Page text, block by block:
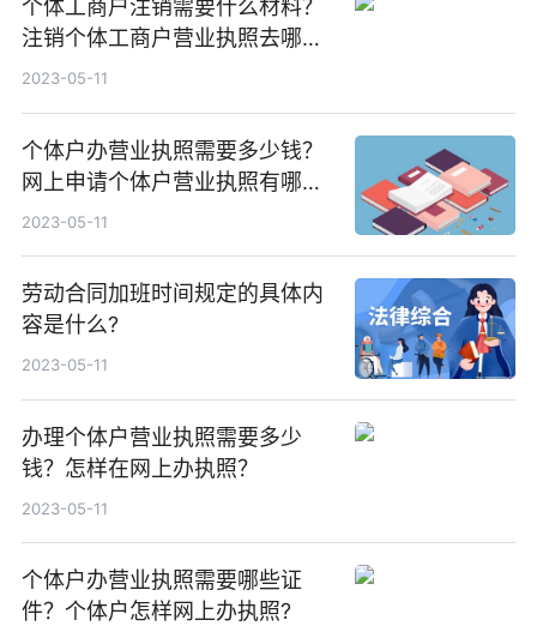
个体工商户注销需要什么材料？
注销个体工商户营业执照去哪个
部门？
2023-05-11
个体户办营业执照需要多少钱？
网上申请个体户营业执照有哪些
流程？
2023-05-11
劳动合同加班时间规定的具体内
容是什么?
2023-05-11
办理个体户营业执照需要多少
钱？怎样在网上办执照？
2023-05-11
个体户办营业执照需要哪些证
件？个体户怎样网上办执照?